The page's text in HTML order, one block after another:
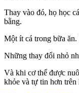
Thay vào đó, họ học
bằng.
Một ít cá trong bữa
Những thay đổi nhỏ
Và khi cơ thể được
khỏe và tự tin hơn trên